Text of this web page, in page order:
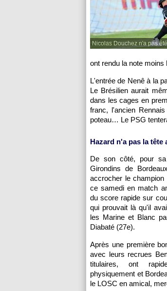
Nicolas Douchez n'a pas
ont rendu la note moins
L'entrée de Nenê à la
Le Brésilien aurait
dans les cages en
franc, l'ancien
poteau… Le PSG
Hazard n'a pas la tête
De son côté, pour
Girondins de Bordeaux
accrocher le
ce samedi en match
du score rapide sur
qui prouvait là qu'il
les Marine et Blanc
Diabaté (27e).
Après une première
avec leurs recrues
titulaires, ont
physiquement et
le LOSC en amical,